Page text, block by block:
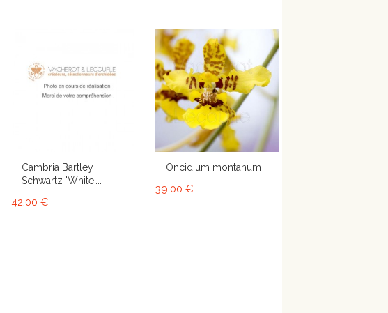
Cambria Bartley
Schwartz 'White'...
42,00 €
Oncidium montanum
39,00 €